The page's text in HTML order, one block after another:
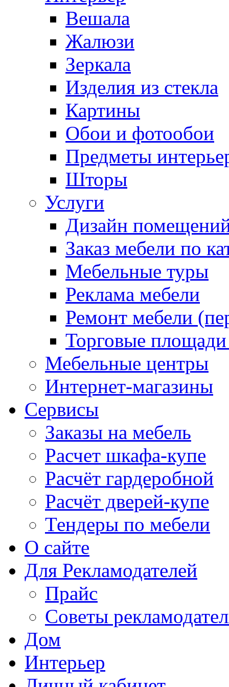
Вешала
Жалюзи
Зеркала
Изделия из стекла
Картины
Обои и фотообои
Предметы
Шторы
Услуги
Дизайн
Заказ мебели по
Мебельные туры
Реклама мебели
Ремонт мебели
Торговые
Мебельные центры
Интернет-магазины
Сервисы
Заказы на мебель
Расчет шкафа-купе
Расчёт гардеробной
Расчёт дверей-купе
Тендеры по мебели
О сайте
Для Рекламодателей
Прайс
Советы
Дом
Интерьер